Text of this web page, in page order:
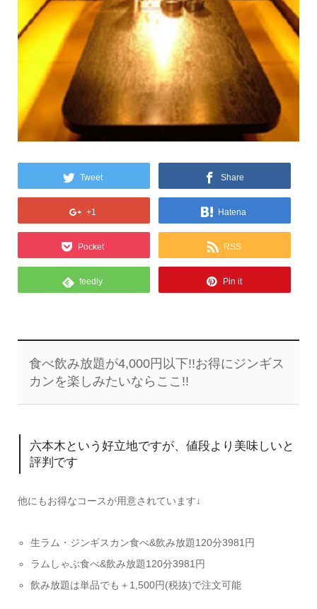
Tweet Share
+1 Hatena
Pocket RSS
feedly Pin it
食べ飲み放題が4,000円以下!!お得にジンギス
カンを楽しみたいならここ!!
六本木という好立地ですが、値段より美味しいと
評判です
他にもお得なコースが用意されています↓
生ラム・ジンギスカン食べ&飲み放題120分3981円
ラムしゃぶ食べ&飲み放題120分3981円
飲み放題は単品でも＋1,500円(税抜)で注文可能